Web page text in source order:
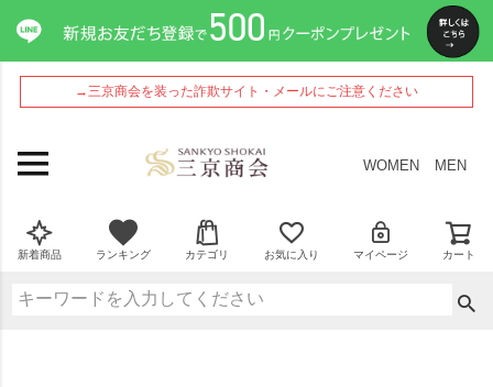
→三京商会を装った詐欺サイト・メールにご注意ください
WOMEN MEN
新着商品 ランキング カテゴリ お気に入り マイページ カート